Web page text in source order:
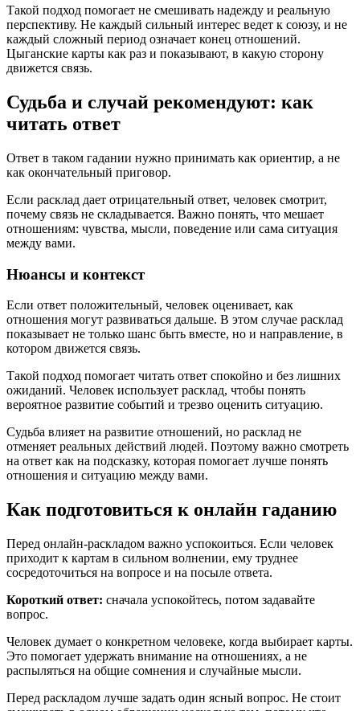
Такой подход помогает не смешивать надежду и реальную
перспективу. Не каждый сильный интерес ведет к союзу, и не
каждый сложный период означает конец отношений.
Цыганские карты как раз и показывают, в какую сторону
движется связь.
Судьба и случай рекомендуют: как
читать ответ
Ответ в таком гадании нужно принимать как ориентир, а не
как окончательный приговор.
Если расклад дает отрицательный ответ, человек смотрит,
почему связь не складывается. Важно понять, что мешает
отношениям: чувства, мысли, поведение или сама ситуация
между вами.
Нюансы и контекст
Если ответ положительный, человек оценивает, как
отношения могут развиваться дальше. В этом случае расклад
показывает не только шанс быть вместе, но и направление, в
котором движется связь.
Такой подход помогает читать ответ спокойно и без лишних
ожиданий. Человек использует расклад, чтобы понять
вероятное развитие событий и трезво оценить ситуацию.
Судьба влияет на развитие отношений, но расклад не
отменяет реальных действий людей. Поэтому важно смотреть
на ответ как на подсказку, которая помогает лучше понять
отношения и ситуацию между вами.
Как подготовиться к онлайн гаданию
Перед онлайн-раскладом важно успокоиться. Если человек
приходит к картам в сильном волнении, ему труднее
сосредоточиться на вопросе и на посыле ответа.
Короткий ответ: сначала успокойтесь, потом задавайте
вопрос.
Человек думает о конкретном человеке, когда выбирает карты.
Это помогает удержать внимание на отношениях, а не
распыляться на общие сомнения и случайные мысли.
Перед раскладом лучше задать один ясный вопрос. Не стоит